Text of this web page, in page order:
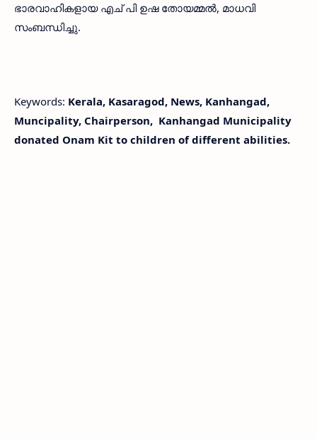
ഭാരവാഹികളായ എച് പി ഉഷ തോയമ്മൽ, മാധവി
സംബന്ധിച്ചു.
Keywords: Kerala, Kasaragod, News, Kanhangad,
Muncipality, Chairperson, Kanhangad Municipality
donated Onam Kit to children of different abilities.